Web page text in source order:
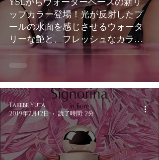
ップカラー登場！光が反射したプ
ールの水面を感じさせるウォータ
リーな艶と、フレッシュなカラー
で全18色。
Takebe Yuta
2019年7月12日
読了時間: 2分